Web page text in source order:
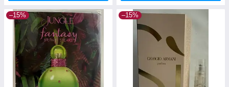
–15% –15%